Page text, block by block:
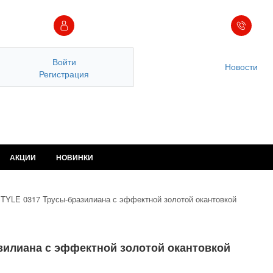
Войти
Регистрация
Новости
АКЦИИ НОВИНКИ
0317 Трусы-бразилиана с эффектной золотой окантовкой
с эффектной золотой окантовкой